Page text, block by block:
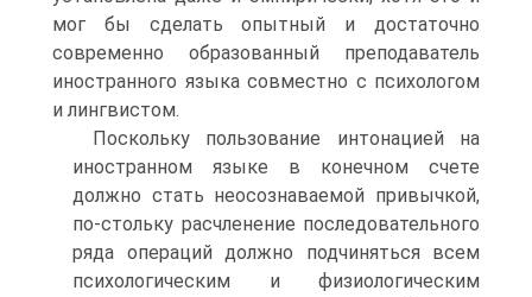
мог бы сделать опытный и достаточно
современно образованный преподаватель
иностранного языка совместно с психологом
и лингвистом.
Поскольку пользование интонацией на
иностранном языке в конечном счете
должно стать неосознаваемой привычкой,
по-стольку расчленение последовательного
ряда операций должно подчиняться всем
психологическим и физиологическим